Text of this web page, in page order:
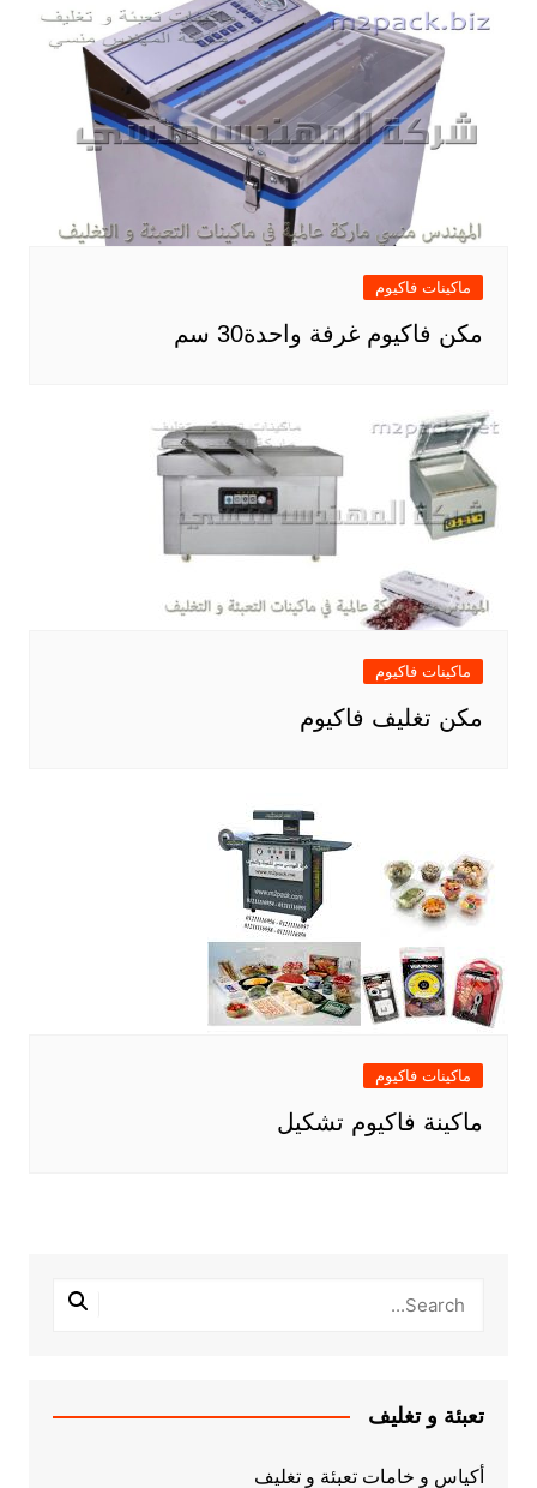
ماكينات فاكيوم
مكن فاكيوم غرفة واحدة30 سم
ماكينات فاكيوم
مكن تغليف فاكيوم
ماكينات فاكيوم
ماكينة فاكيوم تشكيل
تعبئة و تغليف
أكياس و خامات تعبئة و تغليف